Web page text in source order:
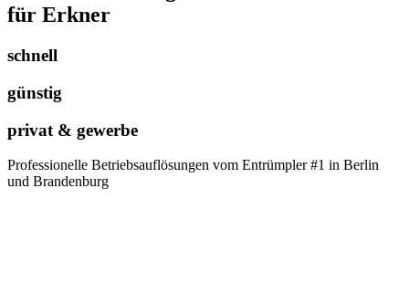
für Erkner
schnell
günstig
privat & gewerbe
Professionelle Betriebsauflösungen vom Entrümpler #1 in Berlin
und Brandenburg